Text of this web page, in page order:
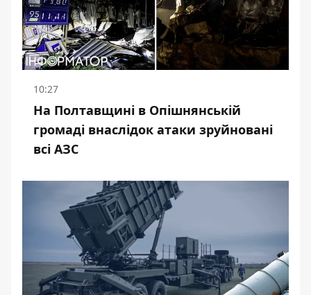
10:27
На Полтавщині в Опішнянській
громаді внаслідок атаки зруйновані
всі АЗС